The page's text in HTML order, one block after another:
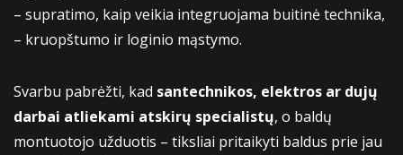
– supratimo, kaip veikia integruojama buitinė technika,
– kruopštumo ir loginio mąstymo.
Svarbu pabrėžti, kad santechnikos, elektros ar dujų
darbai atliekami atskirų specialistų, o baldų
montuotojo užduotis – tiksliai pritaikyti baldus prie jau